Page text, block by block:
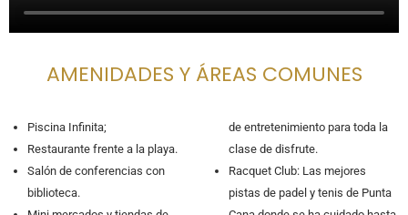
AMENIDADES Y ÁREAS COMUNES
Piscina Infinita;
Restaurante frente a la playa.
Salón de conferencias con
biblioteca.
de entretenimiento para toda la
clase de disfrute.
Racquet Club: Las mejores
pistas de padel y tenis de Punta